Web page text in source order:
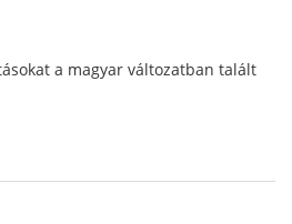
a magyar változatban talált